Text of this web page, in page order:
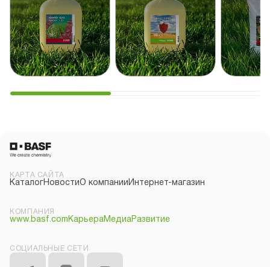
КАРТА САЙТА
КаталогНовостиО компании Интернет-магазин
КОМПАНИЯ
www.basf.com КарьераМедиаРазвитие
СОЦИАЛЬНЫЕ СЕТИ